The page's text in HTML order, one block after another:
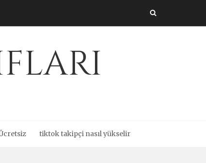
tiktok takipçi nasıl yükselir